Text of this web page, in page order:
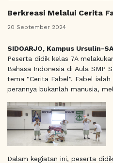
Berkreasi Melalui Cerita
20 September 2024
SIDOARJO, Kampus Ursulin-
Peserta didik kelas 7A
Bahasa Indonesia di Aula SMP
tema "Cerita Fabel". Fabel
perannya bukanlah manusia,
Dalam kegiatan ini, peserta